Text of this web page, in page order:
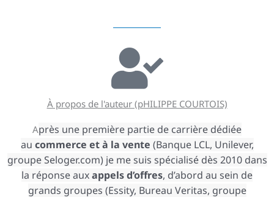
À propos de l'auteur (pHILIPPE COURTOIS)
Après une première partie de carrière dédiée
au commerce et à la vente (Banque LCL, Unilever,
groupe Seloger.com) je me suis spécialisé dès 2010 dans
la réponse auxappels d’offres, d’abord au sein de
grands groupes (Essity, Bureau Veritas, groupe